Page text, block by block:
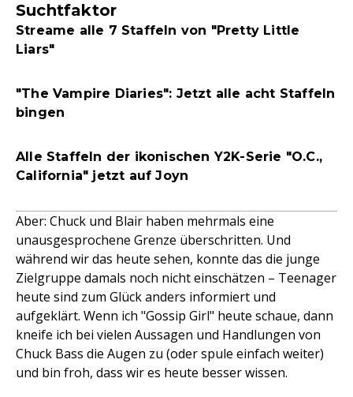
Suchtfaktor
Streame alle 7 Staffeln von "Pretty Little
Liars"
"The Vampire Diaries": Jetzt alle acht Staffeln
bingen
Alle Staffeln der ikonischen Y2K-Serie "O.C.,
California" jetzt auf Joyn
Aber: Chuck und Blair haben mehrmals eine
unausgesprochene Grenze überschritten. Und
während wir das heute sehen, konnte das die junge
Zielgruppe damals noch nicht einschätzen – Teenager
heute sind zum Glück anders informiert und
aufgeklärt. Wenn ich "Gossip Girl" heute schaue, dann
kneife ich bei vielen Aussagen und Handlungen von
Chuck Bass die Augen zu (oder spule einfach weiter)
und bin froh, dass wir es heute besser wissen.